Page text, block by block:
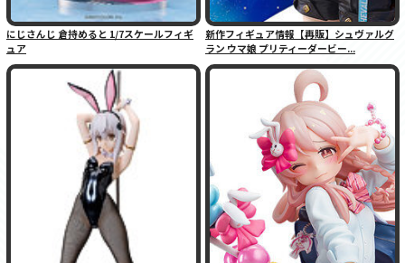
にじさんじ 倉持めると 1/7スケールフィギ
ュア
新作フィギュア情報【再販】シュヴァルグ
ラン ウマ娘 プリティーダービー...